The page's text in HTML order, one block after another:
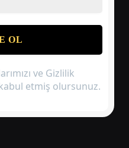
ve Gizlilik
etmiş olursunuz.